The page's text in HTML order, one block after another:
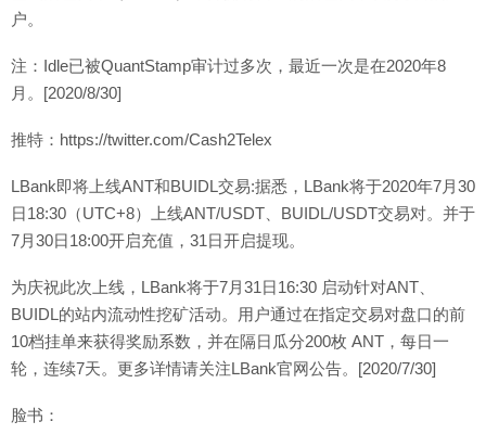
户。
注：Idle已被QuantStamp审计过多次，最近一次是在2020年8
月。[2020/8/30]
推特：https://twitter.com/Cash2Telex
LBank即将上线ANT和BUIDL交易:据悉，LBank将于2020年7月30
日18:30（UTC+8）上线ANT/USDT、BUIDL/USDT交易对。并于
7月30日18:00开启充值，31日开启提现。
为庆祝此次上线，LBank将于7月31日16:30 启动针对ANT、
BUIDL的站内流动性挖矿活动。用户通过在指定交易对盘口的前
10档挂单来获得奖励系数，并在隔日瓜分200枚 ANT，每日一
轮，连续7天。更多详情请关注LBank官网公告。[2020/7/30]
脸书：